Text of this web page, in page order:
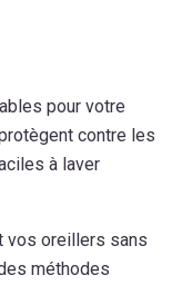
pour votre
contre les
à laver
vos oreillers sans
méthodes